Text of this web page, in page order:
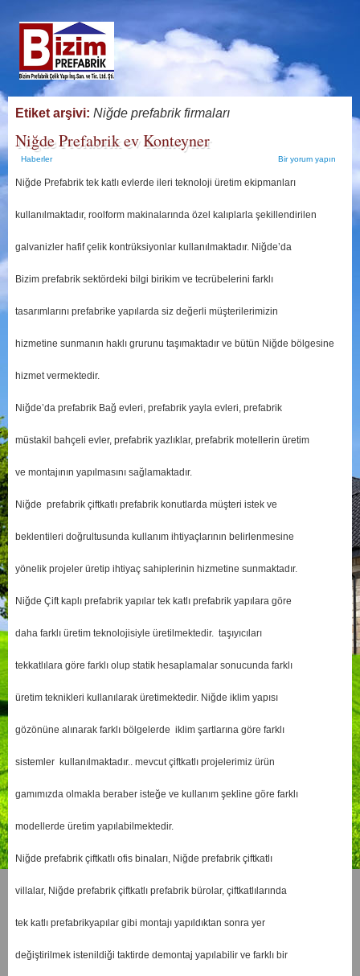
Etiket arşivi: Niğde prefabrik firmaları
Niğde Prefabrik ev Konteyner
Haberler Bir yorum yapın
Niğde Prefabrik tek katlı evlerde ileri teknoloji üretim ekipmanları
kullanılmaktadır, roolform makinalarında özel kalıplarla şekillendirilen
galvanizler hafif çelik kontrüksiyonlar kullanılmaktadır. Niğde’da
Bizim prefabrik sektördeki bilgi birikim ve tecrübelerini farklı
tasarımlarını prefabrike yapılarda siz değerli müşterilerimizin
hizmetine sunmanın haklı grurunu taşımaktadır ve bütün Niğde bölgesine
hizmet vermektedir.
Niğde’da prefabrik Bağ evleri, prefabrik yayla evleri, prefabrik
müstakil bahçeli evler, prefabrik yazlıklar, prefabrik motellerin üretim
ve montajının yapılmasını sağlamaktadır.
Niğde prefabrik çiftkatlı prefabrik konutlarda müşteri istek ve
beklentileri doğrultusunda kullanım ihtiyaçlarının belirlenmesine
yönelik projeler üretip ihtiyaç sahiplerinin hizmetine sunmaktadır.
Niğde Çift kaplı prefabrik yapılar tek katlı prefabrik yapılara göre
daha farklı üretim teknolojisiyle üretilmektedir. taşıyıcıları
tekkatlılara göre farklı olup statik hesaplamalar sonucunda farklı
üretim teknikleri kullanılarak üretimektedir. Niğde iklim yapısı
gözönüne alınarak farklı bölgelerde iklim şartlarına göre farklı
sistemler kullanılmaktadır.. mevcut çiftkatlı projelerimiz ürün
gamımızda olmakla beraber isteğe ve kullanım şekline göre farklı
modellerde üretim yapılabilmektedir.
Niğde prefabrik çiftkatlı ofis binaları, Niğde prefabrik çiftkatlı
villalar, Niğde prefabrik çiftkatlı prefabrik bürolar, çiftkatlılarında
tek katlı prefabrikyapılar gibi montajı yapıldıktan sonra yer
değiştirilmek istenildiği taktirde demontaj yapılabilir ve farklı bir